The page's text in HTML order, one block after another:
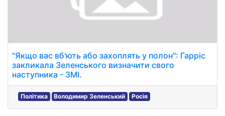
"Якщо вас вб'ють або захоплять у полон": Гарріс
закликала Зеленського визначити свого
наступника - ЗМІ.
Політика Володимир Зеленський Росія